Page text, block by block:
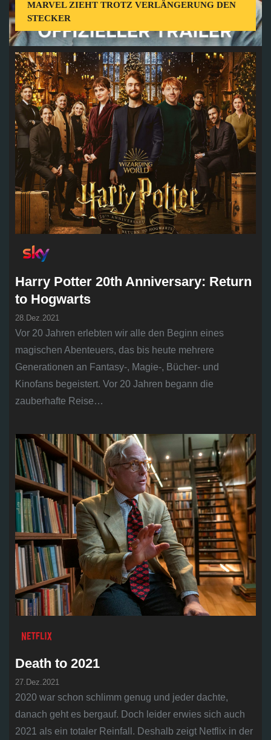
MARVEL ZIEHT TROTZ VERLÄNGERUNG DEN
STECKER
Harry Potter 20th Anniversary: Return
to Hogwarts
28.Dez.2021
Vor 20 Jahren erlebten wir alle den Beginn eines
magischen Abenteuers, das bis heute mehrere
Generationen an Fantasy-, Magie-, Bücher- und
Kinofans begeistert. Vor 20 Jahren begann die
zauberhafte Reise…
Death to 2021
27.Dez.2021
2020 war schon schlimm genug und jeder dachte,
danach geht es bergauf. Doch leider erwies sich auch
2021 als ein totaler Reinfall. Deshalb zeigt Netflix in der